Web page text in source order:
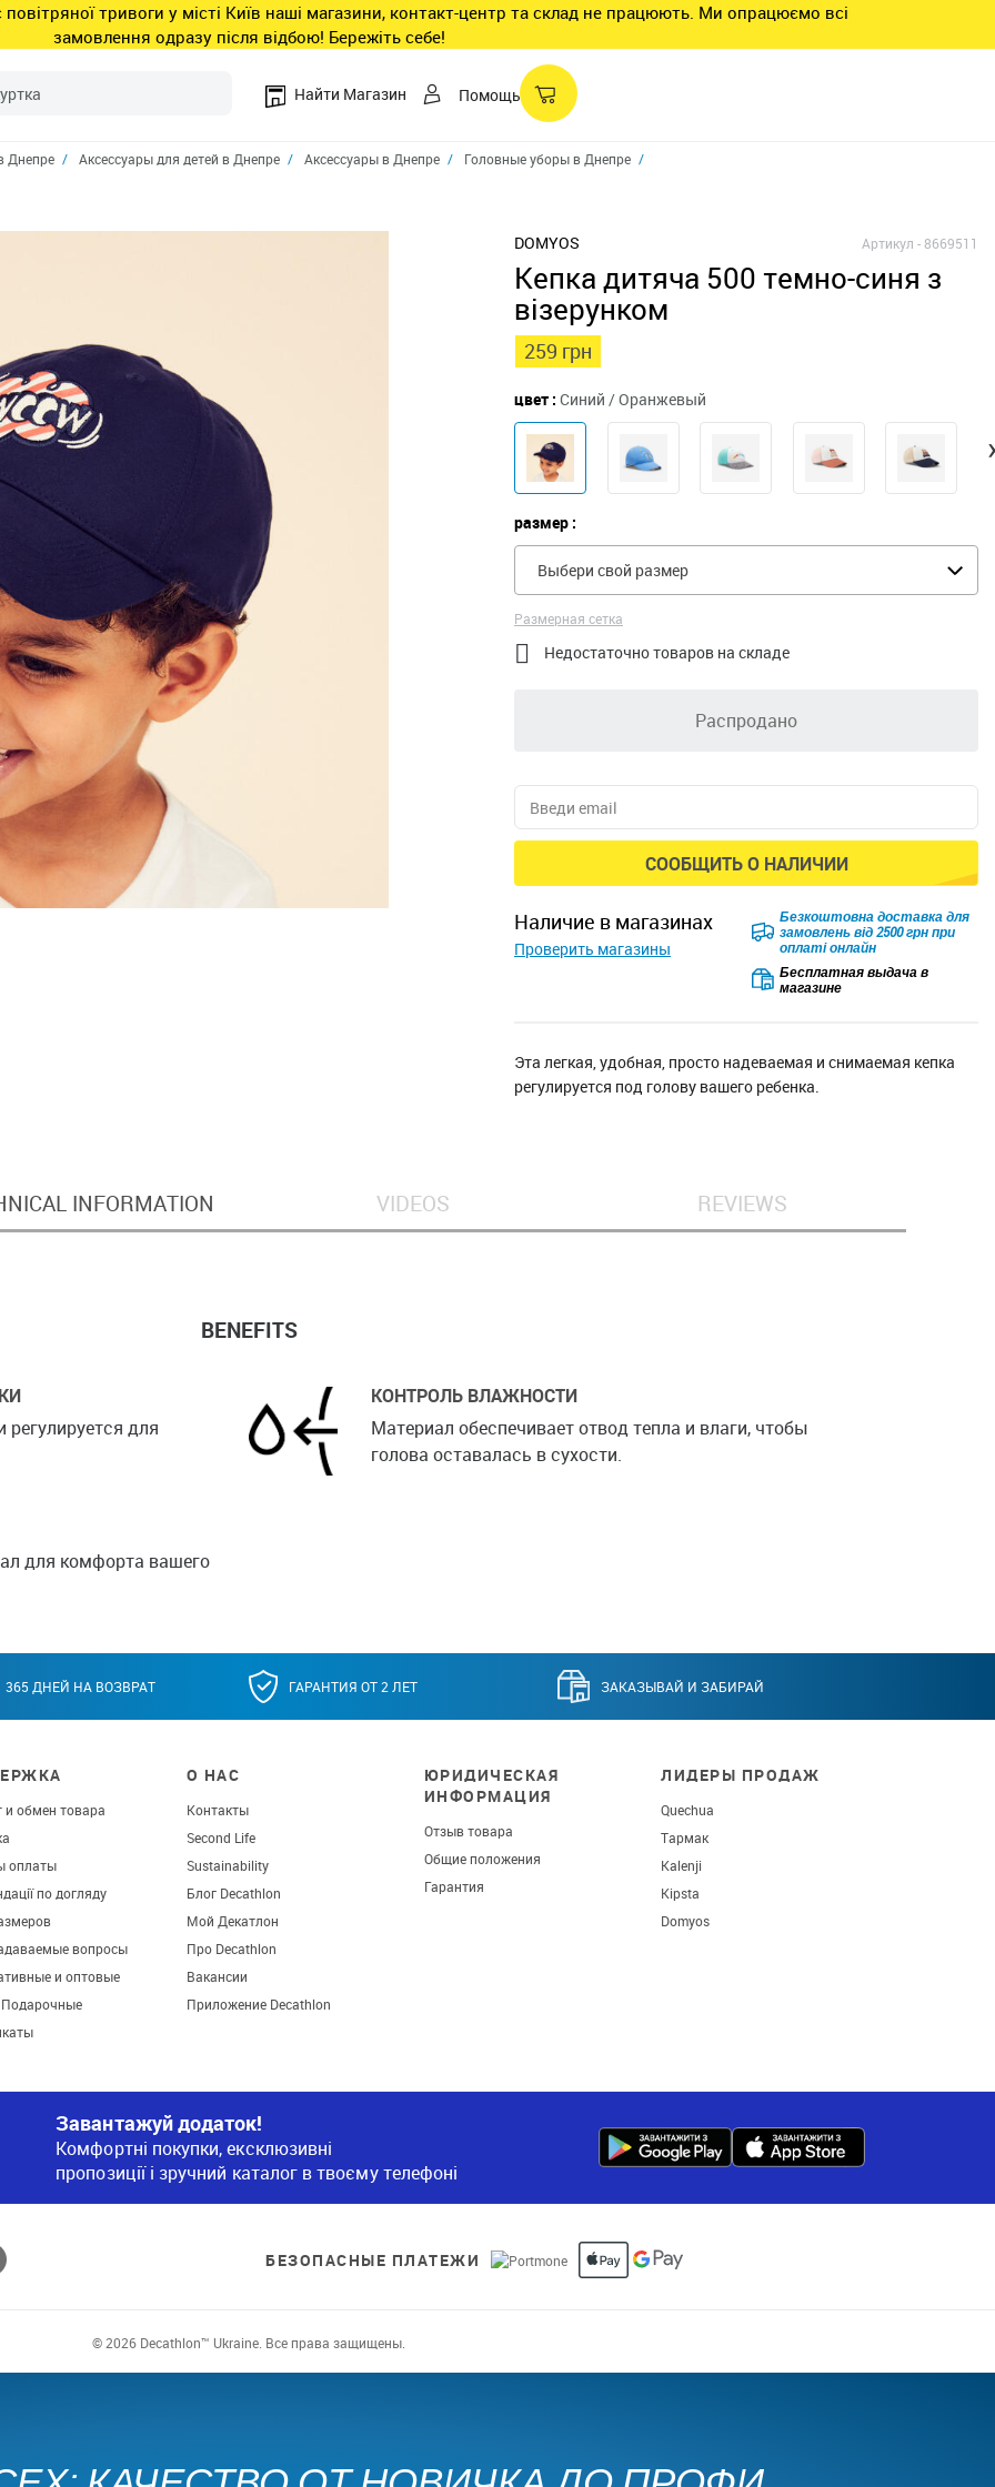
повітряної тривоги у місті Київ наші магазини, контакт-центр та склад не працюють. Ми опрацюємо всі
замовлення одразу після відбою! Бережіть себе!
Найти Магазин Помощь
Днепре Аксессуары для детей в Днепре Аксессуары в Днепре Головные уборы в Днепре
DOMYOS Артикул -8669511
Кепка дитяча 500 темно-синя з
візерунком
259 грн
цвет : Синий / Оранжевый
размер :
Выбери свой размер
Размерная сетка
 Недостаточно товаров на складе
Распродано
СООБЩИТЬ О НАЛИЧИИ
наличие в магазинах
Проверить магазины
Безкоштовна доставка для
замовлень від 2500 грн при
оплаті онлайн
Бесплатная выдача в
магазине
Эта легкая, удобная, просто надеваемая и снимаемая кепка
регулируется под голову вашего ребенка.
INFORMATION VIDEOS REVIEWS
BENEFITS
регулируется для
КОНТРОЛЬ ВЛАЖНОСТИ
Материал обеспечивает отвод тепла и влаги, чтобы
голова оставалась в сухости.
для комфорта вашего
365 ДНЕЙ НА ВОЗВРАТ ГАРАНТИЯ ОТ 2 ЛЕТ ЗАКАЗЫВАЙ И ЗАБИРАЙ
и обмен товара
оплаты
по догляду
вопросы
и оптовые
О НАС
Контакты
Second Life
Sustainability
Блог Decathlon
Мой Декатлон
Про Decathlon
Вакансии
Приложение Decathlon
ЮРИДИЧЕСКАЯ
ИНФОРМАЦИЯ
Отзыв товара
Общие положения
Гарантия
ЛИДЕРЫ ПРОДАЖ
Quechua
Тармак
Kalenji
Kipsta
Domyos
Завантажуй додаток!
Комфортні покупки, ексклюзивні
пропозиції і зручний каталог в твоєму телефоні
БЕЗОПАСНЫЕ ПЛАТЕЖИ
© 2026 Decathlon™ Ukraine. Все права защищены.